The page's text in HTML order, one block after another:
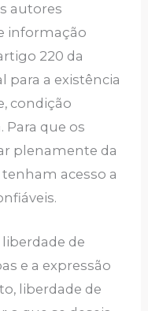
autores
informação
220 da
para a existência
condição
Para que os
plenamente da
acesso a
de
e a expressão
liberdade de